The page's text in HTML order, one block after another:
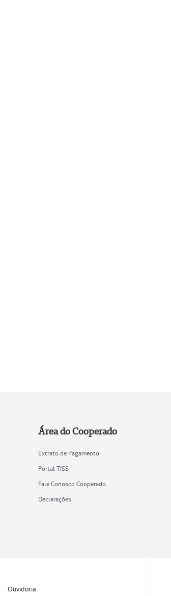
Área do Cooperado
Extrato de Pagamento
Portal TISS
Fale Conosco Cooperado
Declarações
Ouvidoria